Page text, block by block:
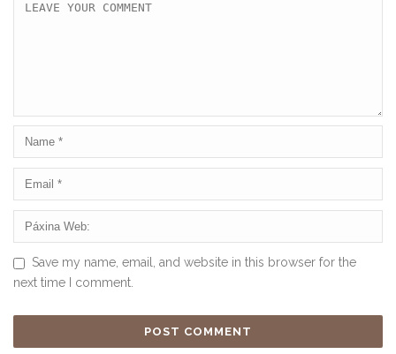
Save my name, email, and website in this browser for the
next time I comment.